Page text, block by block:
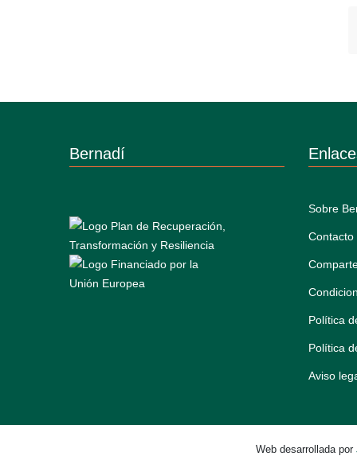
Bernadí
Sobre
Contacto
Política
Política
Aviso
Web desarrollada por